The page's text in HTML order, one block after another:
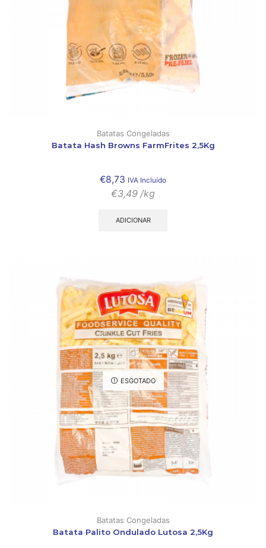
Batatas Congeladas
Batata Hash Browns FarmFrites 2,5Kg
€8,73 IVA Incluído
€3,49 /kg
ADICIONAR
ESGOTADO
Batatas Congeladas
Batata Palito Ondulado Lutosa 2,5Kg